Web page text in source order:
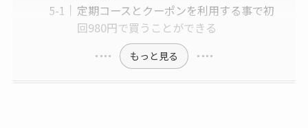
定期コースとクーポンを利用する事で初
回980円で買うことができる
もっと見る